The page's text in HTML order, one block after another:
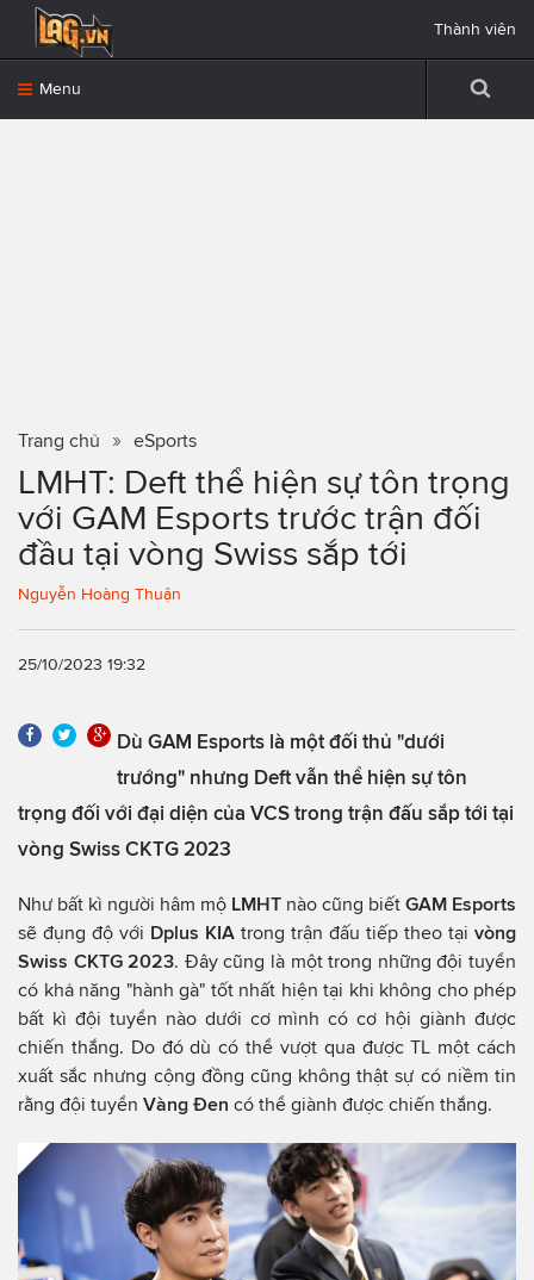
Menu
Thành viên
Trang chủ eSports
LMHT: Deft thể hiện sự tôn trọng
với GAM Esports trước trận đối
đầu tại vòng Swiss sắp tới
Nguyễn Hoàng Thuận
25/10/2023 19:32
Dù GAM Esports là một đối thủ "dưới
trướng" nhưng Deft vẫn thể hiện sự tôn
trọng đối với đại diện của VCS trong trận đấu sắp tới tại
vòng Swiss CKTG 2023
Như bất kì người hâm mộ LMHT nào cũng biết GAM Esports
sẽ đụng độ với Dplus KIA trong trận đấu tiếp theo tại vòng
Swiss CKTG 2023. Đây cũng là một trong những đội tuyển
có khả năng "hành gà" tốt nhất hiện tại khi không cho phép
bất kì đội tuyển nào dưới cơ mình có cơ hội giành được
chiến thắng. Do đó dù có thể vượt qua được TL một cách
xuất sắc nhưng cộng đồng cũng không thật sự có niềm tin
rằng đội tuyển Vàng Đen có thể giành được chiến thắng.